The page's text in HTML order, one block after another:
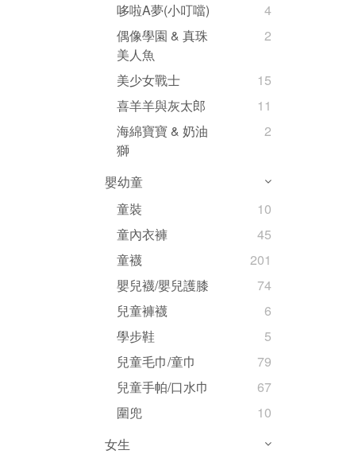
哆啦A夢(小叮噹)
4
偶像學園 & 真珠
美人魚
2
美少女戰士
15
喜羊羊與灰太郎
11
海綿寶寶 & 奶油
獅
2
嬰幼童
童裝
10
童內衣褲
45
童襪
201
嬰兒襪/嬰兒護膝
74
兒童褲襪
6
學步鞋
5
兒童毛巾/童巾
79
兒童手帕/口水巾
67
圍兜
10
女生